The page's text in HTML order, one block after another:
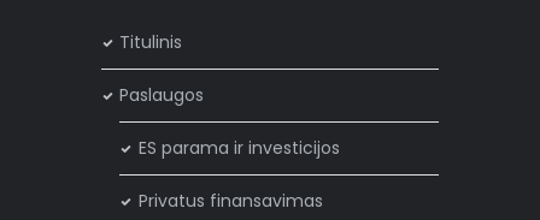
Titulinis
Paslaugos
ES parama ir investicijos
Privatus finansavimas